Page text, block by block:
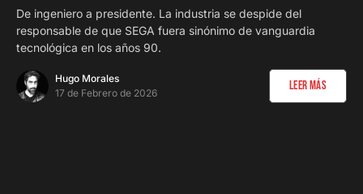
De ingeniero a presidente. La industria se despide del
responsable de que SEGA fuera sinónimo de vanguardia
tecnológica en los años 90.
Hugo Morales
17 de Febrero de 2026
Leer Más